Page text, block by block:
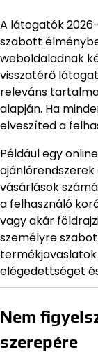
A látogatók
szabott
weboldaladnak
visszatérő
releváns
alapján. Ha
elveszíted a
Például egy
vásárlások
a felhasználó
vagy akár
személyre
elégedettséget
Nem
szerepére